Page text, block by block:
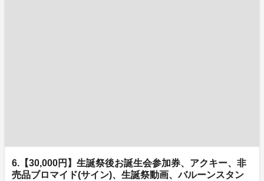
6.【30,000円】生誕祭後お誕生会参加券、アクキー、非
売品ブロマイド(サイン)、生誕祭動画、バルーンスタン